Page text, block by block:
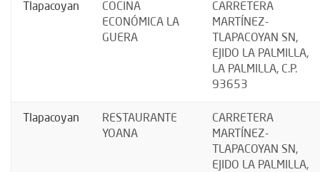
Tlapacoyan
COCINA
ECONÓMICA LA
GUERA
CARRETERA
MARTÍNEZ-
TLAPACOYAN SN,
EJIDO LA PALMILLA,
LA PALMILLA, C.P.
93653
Tlapacoyan
RESTAURANTE
YOANA
CARRETERA
MARTÍNEZ-
TLAPACOYAN SN,
EJIDO LA PALMILLA,